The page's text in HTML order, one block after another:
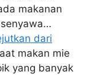
makanan
dari
makan mie
yang banyak